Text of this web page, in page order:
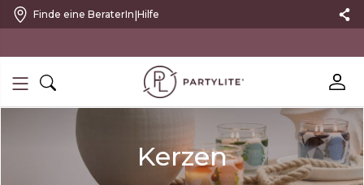
Finde eine BeraterIn|Hilfe
Kerzen